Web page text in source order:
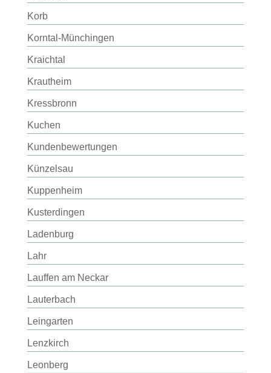
Korb
Korntal-Münchingen
Kraichtal
Krautheim
Kressbronn
Kuchen
Kundenbewertungen
Künzelsau
Kuppenheim
Kusterdingen
Ladenburg
Lahr
Lauffen am Neckar
Lauterbach
Leingarten
Lenzkirch
Leonberg